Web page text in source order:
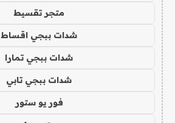
متجر تقسيط
شدات ببجي اقساط
شدات ببجي تمارا
شدات ببجي تابي
فور يو ستور